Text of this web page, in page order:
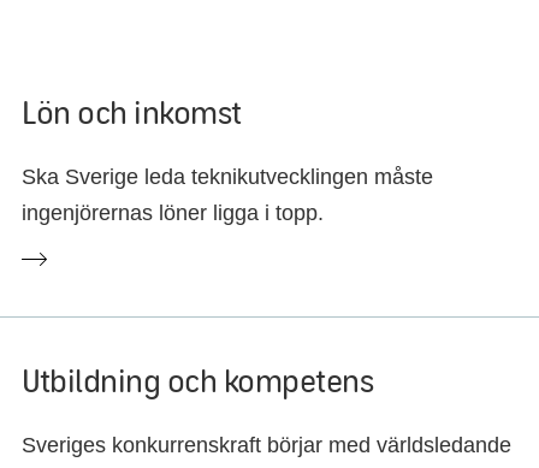
Lön och inkomst
Ska Sverige leda teknikutvecklingen måste
ingenjörernas löner ligga i topp.
Utbildning och kompetens
Sveriges konkurrenskraft börjar med världsledande